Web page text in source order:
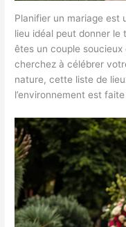
Planifier un mariage est
lieu idéal peut donner le
êtes un couple soucieux
cherchez à célébrer
nature, cette liste de
l’environnement est